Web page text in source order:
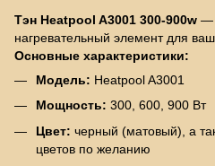
Тэн Heatpool A3001 300-900w —
нагревательный элемент для
Основные характеристики:
Модель: Heatpool A3001
Мощность: 300, 600, 900 Вт
Цвет: черный (матовый), а
цветов по желанию